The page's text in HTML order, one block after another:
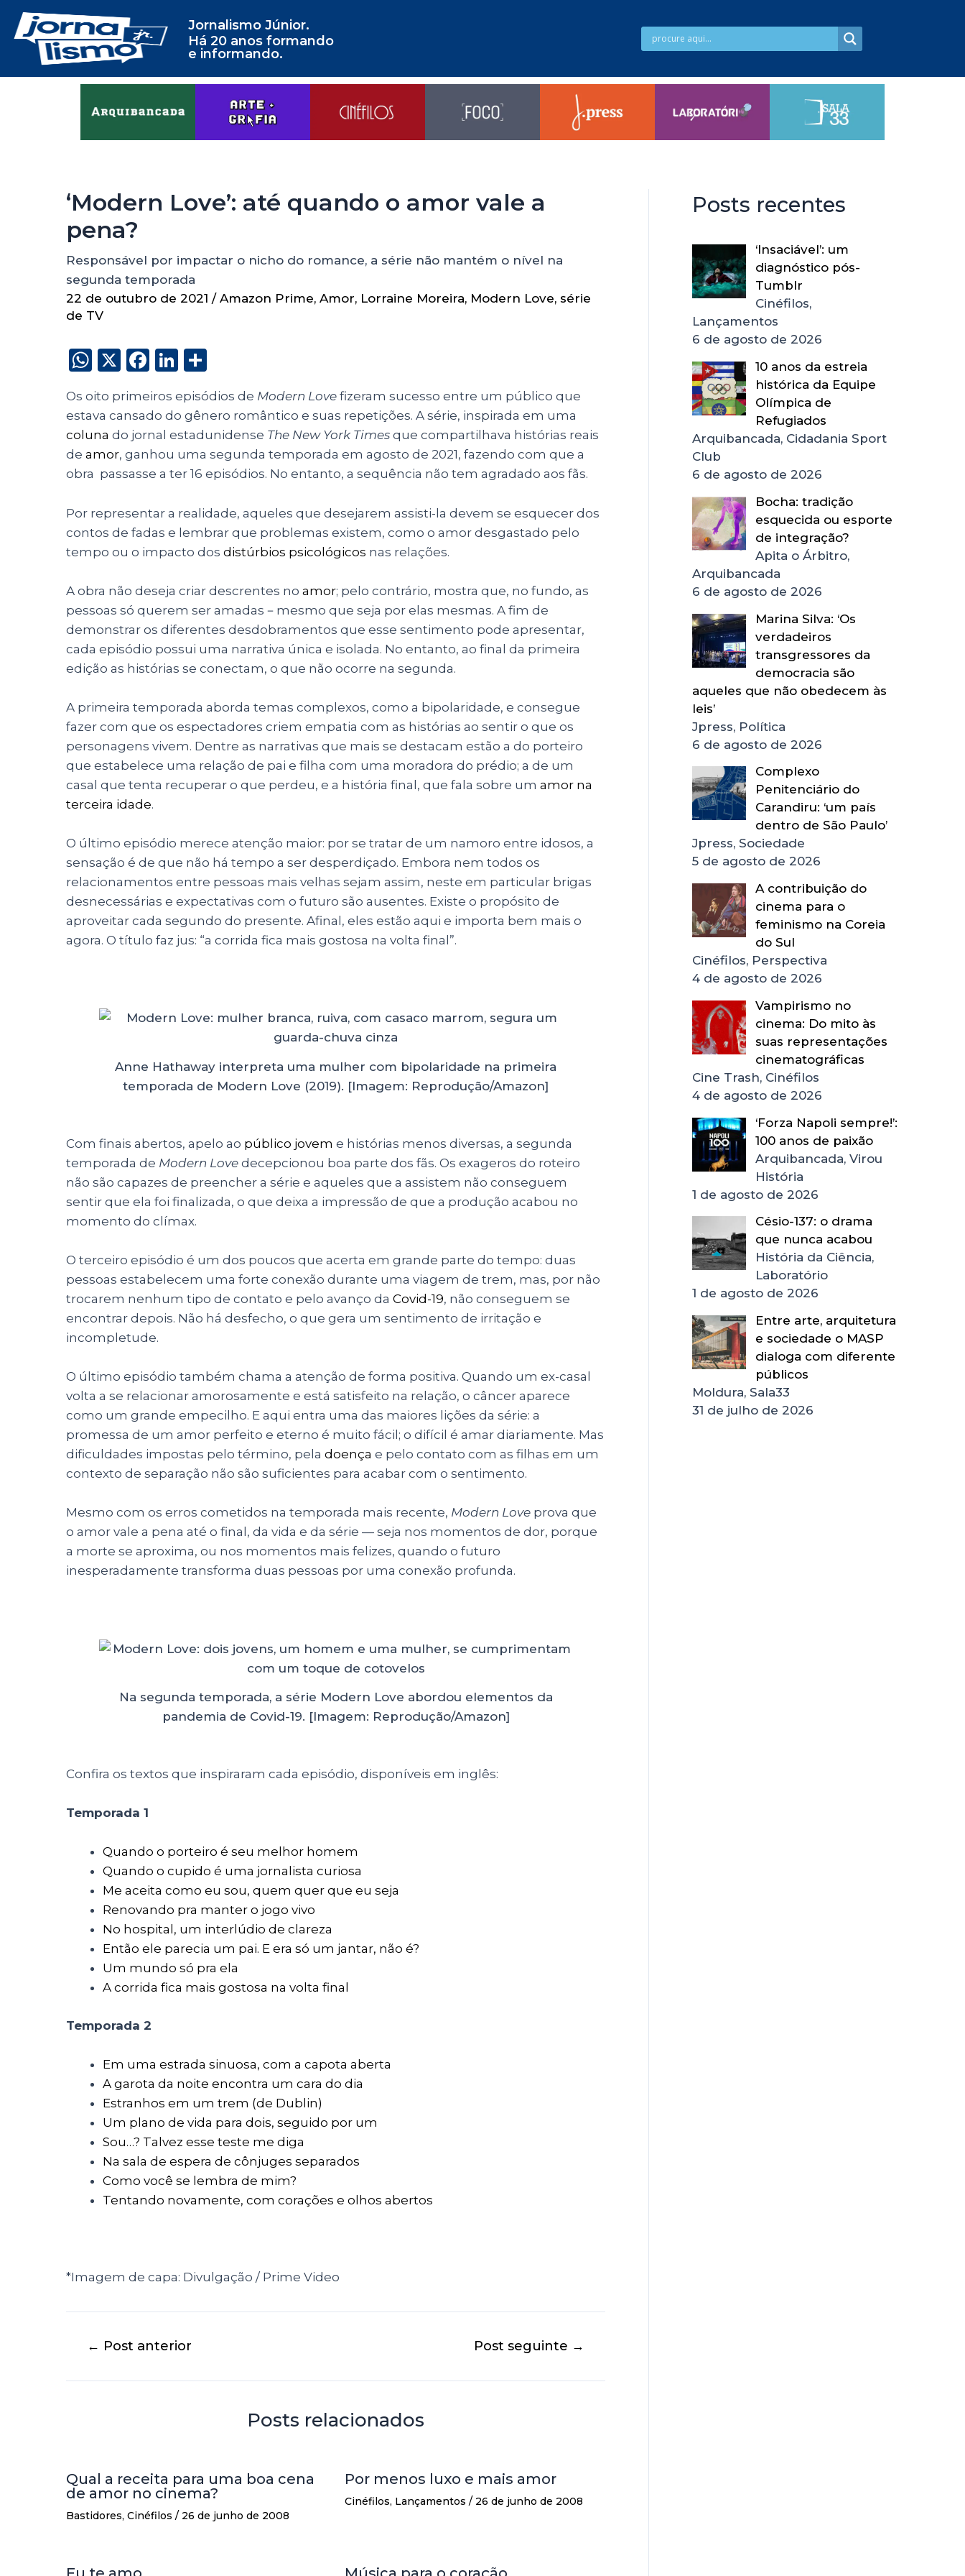
Jornalismo Júnior.
Há 20 anos formando
e informando.
‘Modern Love’: até quando o amor vale a
pena?
Responsável por impactar o nicho do romance, a série não mantém o nível na
segunda temporada
22 de outubro de 2021 / Amazon Prime, Amor, Lorraine Moreira, Modern Love, série
de TV
W
a
ts
A
p
X
F
c
e
b
o
k
Li
k
e
dI
n
a
re
Os oito primeiros episódios de Modern Love fizeram sucesso entre um público que
estava cansado do gênero romântico e suas repetições. A série, inspirada em uma
coluna do jornal estadunidense The New York Times que compartilhava histórias reais
de amor, ganhou uma segunda temporada em agosto de 2021, fazendo com que a
obra passasse a ter 16 episódios. No entanto, a sequência não tem agradado aos fãs.
Por representar a realidade, aqueles que desejarem assisti-la devem se esquecer dos
contos de fadas e lembrar que problemas existem, como o amor desgastado pelo
tempo ou o impacto dos distúrbios psicológicos nas relações.
A obra não deseja criar descrentes no amor; pelo contrário, mostra que, no fundo, as
pessoas só querem ser amadas－mesmo que seja por elas mesmas. A fim de
demonstrar os diferentes desdobramentos que esse sentimento pode apresentar,
cada episódio possui uma narrativa única e isolada. No entanto, ao final da primeira
edição as histórias se conectam, o que não ocorre na segunda.
A primeira temporada aborda temas complexos, como a bipolaridade, e consegue
fazer com que os espectadores criem empatia com as histórias ao sentir o que os
personagens vivem. Dentre as narrativas que mais se destacam estão a do porteiro
que estabelece uma relação de pai e filha com uma moradora do prédio; a de um
casal que tenta recuperar o que perdeu, e a história final, que fala sobre um amor na
terceira idade.
O último episódio merece atenção maior: por se tratar de um namoro entre idosos, a
sensação é de que não há tempo a ser desperdiçado. Embora nem todos os
relacionamentos entre pessoas mais velhas sejam assim, neste em particular brigas
desnecessárias e expectativas com o futuro são ausentes. Existe o propósito de
aproveitar cada segundo do presente. Afinal, eles estão aqui e importa bem mais o
agora. O título faz jus: “a corrida fica mais gostosa na volta final”.
Anne Hathaway interpreta uma mulher com bipolaridade na primeira
temporada de Modern Love (2019). [Imagem: Reprodução/Amazon]
Com finais abertos, apelo ao público jovem e histórias menos diversas, a segunda
temporada de Modern Love decepcionou boa parte dos fãs. Os exageros do roteiro
não são capazes de preencher a série e aqueles que a assistem não conseguem
sentir que ela foi finalizada, o que deixa a impressão de que a produção acabou no
momento do clímax.
O terceiro episódio é um dos poucos que acerta em grande parte do tempo: duas
pessoas estabelecem uma forte conexão durante uma viagem de trem, mas, por não
trocarem nenhum tipo de contato e pelo avanço da Covid-19, não conseguem se
encontrar depois. Não há desfecho, o que gera um sentimento de irritação e
incompletude.
O último episódio também chama a atenção de forma positiva. Quando um ex-casal
volta a se relacionar amorosamente e está satisfeito na relação, o câncer aparece
como um grande empecilho. E aqui entra uma das maiores lições da série: a
promessa de um amor perfeito e eterno é muito fácil; o difícil é amar diariamente. Mas
dificuldades impostas pelo término, pela doença e pelo contato com as filhas em um
contexto de separação não são suficientes para acabar com o sentimento.
Mesmo com os erros cometidos na temporada mais recente, Modern Love prova que
o amor vale a pena até o final, da vida e da série — seja nos momentos de dor, porque
a morte se aproxima, ou nos momentos mais felizes, quando o futuro
inesperadamente transforma duas pessoas por uma conexão profunda.
Na segunda temporada, a série Modern Love abordou elementos da
pandemia de Covid-19. [Imagem: Reprodução/Amazon]
Confira os textos que inspiraram cada episódio, disponíveis em inglês:
Temporada 1
Quando o porteiro é seu melhor homem
Quando o cupido é uma jornalista curiosa
Me aceita como eu sou, quem quer que eu seja
Renovando pra manter o jogo vivo
No hospital, um interlúdio de clareza
Então ele parecia um pai. E era só um jantar, não é?
Um mundo só pra ela
A corrida fica mais gostosa na volta final
Temporada 2
Em uma estrada sinuosa, com a capota aberta
A garota da noite encontra um cara do dia
Estranhos em um trem (de Dublin)
Um plano de vida para dois, seguido por um
Sou…? Talvez esse teste me diga
Na sala de espera de cônjuges separados
Como você se lembra de mim?
Tentando novamente, com corações e olhos abertos
*Imagem de capa: Divulgação / Prime Video
← Post anterior Post seguinte →
Posts relacionados
Qual a receita para uma boa cena
de amor no cinema?
Bastidores, Cinéfilos / 26 de junho de 2008
Por menos luxo e mais amor
Cinéfilos, Lançamentos / 26 de junho de 2008
Posts recentes
‘Insaciável’: um
diagnóstico pós-
Tumblr
Cinéfilos,
Lançamentos
6 de agosto de 2026
10 anos da estreia
histórica da Equipe
Olímpica de
Refugiados
Arquibancada, Cidadania Sport
Club
6 de agosto de 2026
Bocha: tradição
esquecida ou esporte
de integração?
Apita o Árbitro,
Arquibancada
6 de agosto de 2026
Marina Silva: ‘Os
verdadeiros
transgressores da
democracia são
aqueles que não obedecem às
leis’
Jpress, Política
6 de agosto de 2026
Complexo
Penitenciário do
Carandiru: ‘um país
dentro de São Paulo’
Jpress, Sociedade
5 de agosto de 2026
A contribuição do
cinema para o
feminismo na Coreia
do Sul
Cinéfilos, Perspectiva
4 de agosto de 2026
Vampirismo no
cinema: Do mito às
suas representações
cinematográficas
Cine Trash, Cinéfilos
4 de agosto de 2026
‘Forza Napoli sempre!’:
100 anos de paixão
Arquibancada, Virou
História
1 de agosto de 2026
Césio-137: o drama
que nunca acabou
História da Ciência,
Laboratório
1 de agosto de 2026
Entre arte, arquitetura
e sociedade o MASP
dialoga com diferente
públicos
Moldura, Sala33
31 de julho de 2026